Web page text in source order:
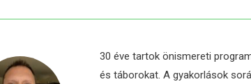
30 éve tartok önismereti
és táborokat. A gyakorlások